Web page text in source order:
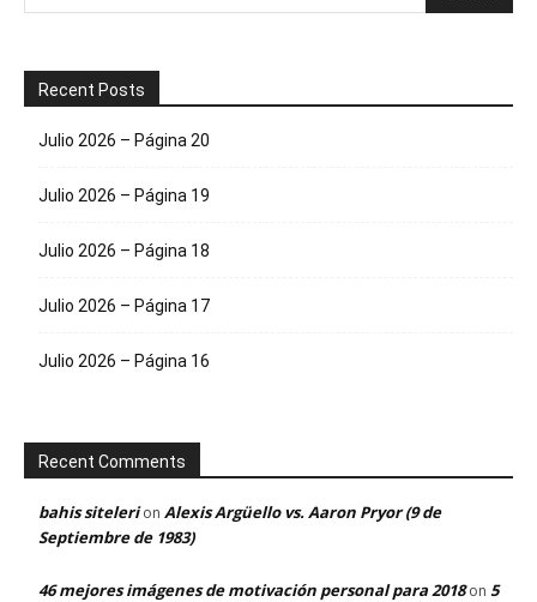
Recent Posts
Julio 2026 – Página 20
Julio 2026 – Página 19
Julio 2026 – Página 18
Julio 2026 – Página 17
Julio 2026 – Página 16
Recent Comments
bahis sitelerion Alexis Argüello vs. Aaron Pryor (9 de
Septiembre de 1983)
46 mejores imágenes de motivación personal para 2018on 5